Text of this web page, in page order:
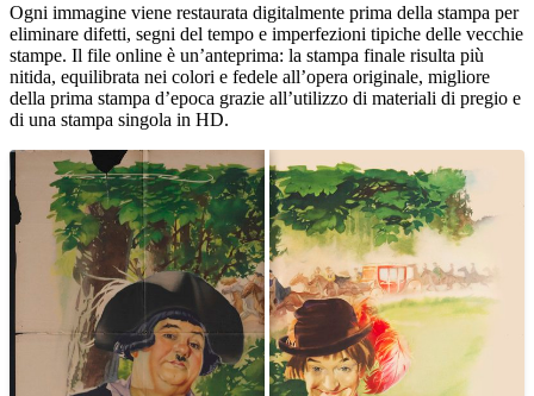
Ogni immagine viene restaurata digitalmente prima della stampa per
eliminare difetti, segni del tempo e imperfezioni tipiche delle vecchie
stampe. Il file online è un’anteprima: la stampa finale risulta più
nitida, equilibrata nei colori e fedele all’opera originale, migliore
della prima stampa d’epoca grazie all’utilizzo di materiali di pregio e
di una stampa singola in HD.